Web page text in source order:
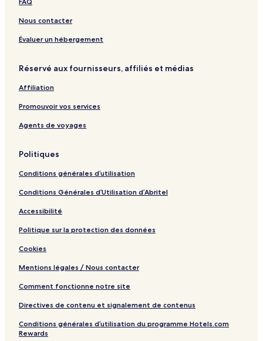
e
n
s
a
i
a
I
s
n
a
I
l
d
2
3
5
4
w
s
e
Nous contacter
Évaluer un hébergement
Réservé aux fournisseurs, affiliés et médias
Affiliation
Promouvoir vos services
Agents de voyages
Politiques
Conditions générales d’utilisation
Conditions Générales d’Utilisation d’Abritel
Accessibilité
Politique sur la protection des données
Cookies
Mentions légales / Nous contacter
Comment fonctionne notre site
Directives de contenu et signalement de contenus
Conditions générales d’utilisation du programme Hotels.com
Rewards